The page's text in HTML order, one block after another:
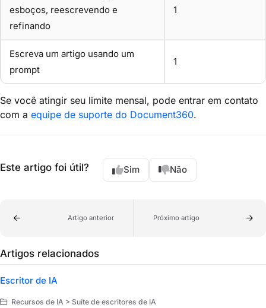
esboços, reescrevendo e
refinando
1
Escreva um artigo usando um
prompt
1
Se você atingir seu limite mensal, pode entrar em contato
com a equipe de suporte do Document360.
Este artigo foi útil? Sim Não
Artigo anterior Próximo artigo
Artigos relacionados
Escritor de IA
Recursos de IA > Suíte de escritores de IA